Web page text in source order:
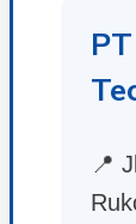
📍